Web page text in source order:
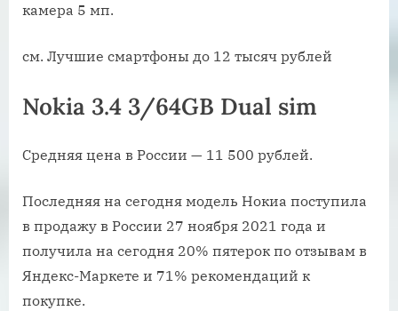
камера 5 мп.
см. Лучшие смартфоны до 12 тысяч рублей
Nokia 3.4 3/64GB Dual sim
Средняя цена в России — 11 500 рублей.
Последняя на сегодня модель Нокиа поступила
в продажу в России 27 ноября 2021 года и
получила на сегодня 20% пятерок по отзывам в
Яндекс-Маркете и 71% рекомендаций к
покупке.